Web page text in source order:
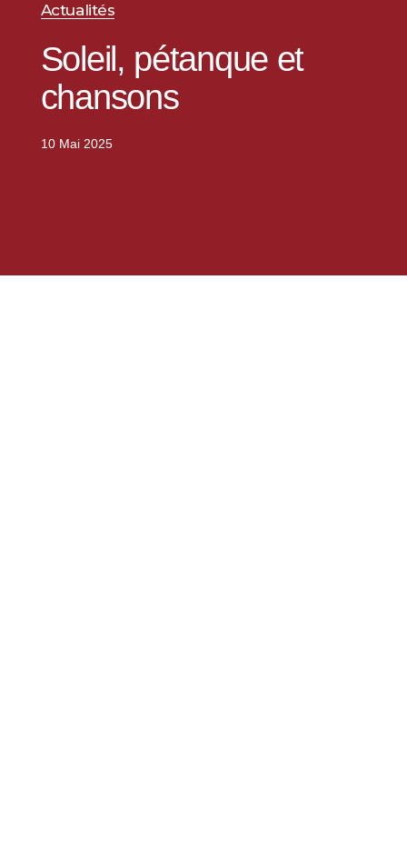
Actualités
Soleil, pétanque et
chansons
10 Mai 2025